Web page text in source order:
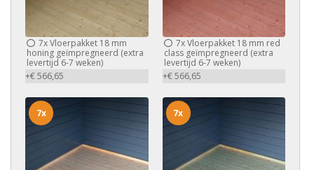
7xVloerpakket 18 mm
honing geïmpregneerd (extra
levertijd 6-7 weken)
+€ 566,65
7xVloerpakket 18 mm red
class geïmpregneerd (extra
levertijd 6-7 weken)
+€ 566,65
7x 7x